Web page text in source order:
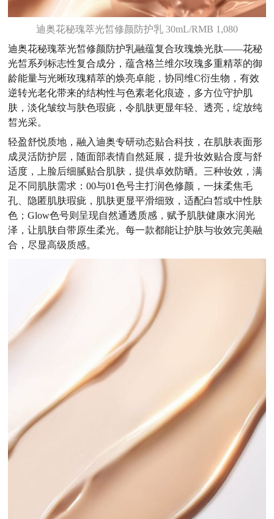
迪奥花秘瑰萃光皙修颜防护乳 30mL/RMB 1,080
迪奥花秘瑰萃光皙修颜防护乳融蕴复合玫瑰焕光肽——花秘
光皙系列标志性复合成分，蕴含格兰维尔玫瑰多重精萃的御
龄能量与光晰玫瑰精萃的焕亮卓能，协同维C衍生物，有效
逆转光老化带来的结构性与色素老化痕迹，多方位守护肌
肤，淡化皱纹与肤色瑕疵，令肌肤更显年轻、透亮，绽放纯
皙光采。
轻盈舒悦质地，融入迪奥专研动态贴合科技，在肌肤表面形
成灵活防护层，随面部表情自然延展，提升妆效贴合度与舒
适度，上脸后细腻贴合肌肤，提供卓效防晒。三种妆效，满
足不同肌肤需求：00与01色号主打润色修颜，一抹柔焦毛
孔、隐匿肌肤瑕疵，肌肤更显平滑细致，适配白皙或中性肤
色；Glow色号则呈现自然通透质感，赋予肌肤健康水润光
泽，让肌肤自带原生柔光。每一款都能让护肤与妆效完美融
合，尽显高级质感。